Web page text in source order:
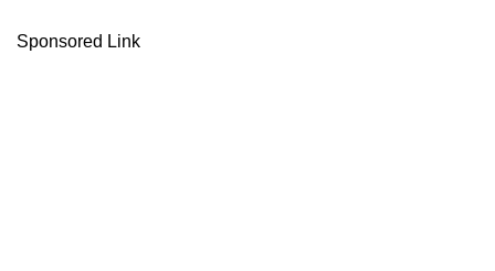
Sponsored Link